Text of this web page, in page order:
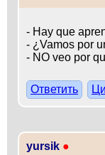
- Hay que
- ¿Vamos por
- NO veo por
Ответить
yursik ●